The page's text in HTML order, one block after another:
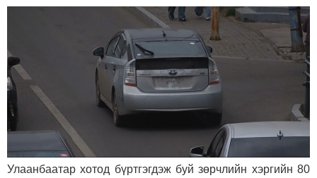
Улаанбаатар хотод бүртгэгдэж буй зөрчлийн хэргийн 80